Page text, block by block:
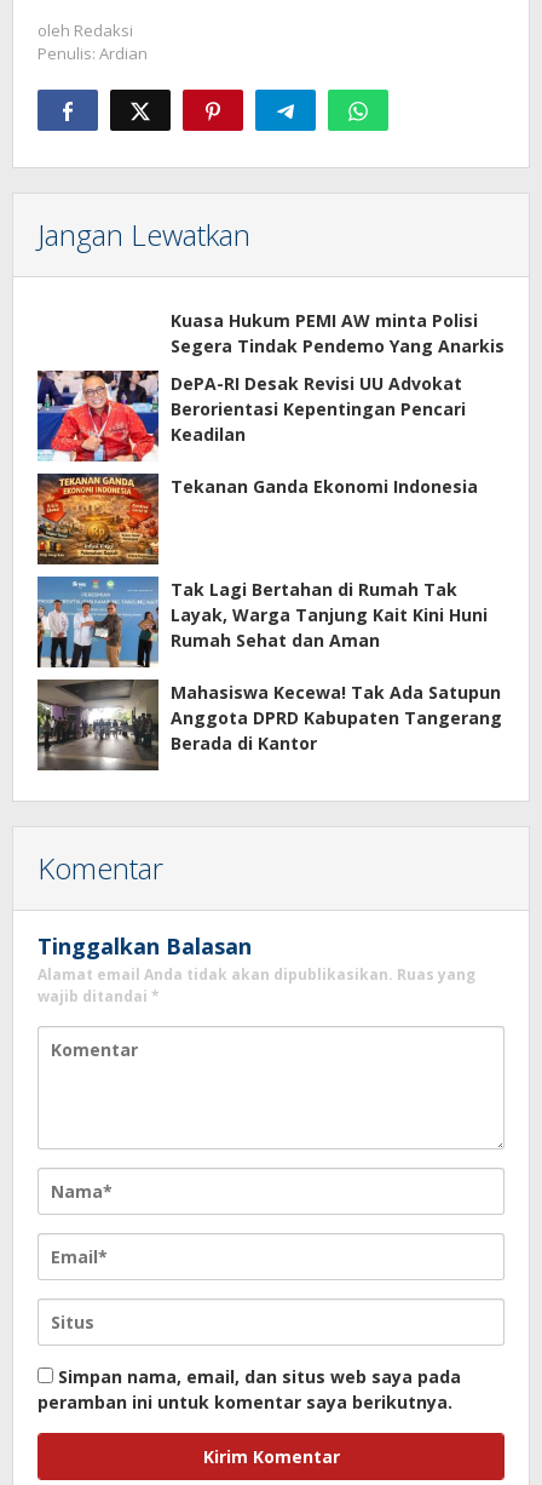
oleh Redaksi
Penulis: Ardian
Jangan Lewatkan
Kuasa Hukum PEMI AW minta Polisi
Segera Tindak Pendemo Yang Anarkis
DePA-RI Desak Revisi UU Advokat
Berorientasi Kepentingan Pencari
Keadilan
Tekanan Ganda Ekonomi Indonesia
Tak Lagi Bertahan di Rumah Tak
Layak, Warga Tanjung Kait Kini Huni
Rumah Sehat dan Aman
Mahasiswa Kecewa! Tak Ada Satupun
Anggota DPRD Kabupaten Tangerang
Berada di Kantor
Komentar
Tinggalkan Balasan
Alamat email Anda tidak akan dipublikasikan. Ruas yang
wajib ditandai *
Simpan nama, email, dan situs web saya pada
peramban ini untuk komentar saya berikutnya.